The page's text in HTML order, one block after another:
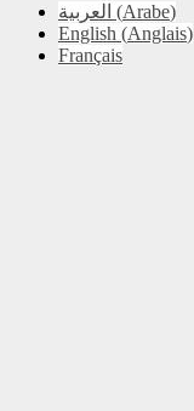
العربية (Arabe)
English (Anglais)
Français